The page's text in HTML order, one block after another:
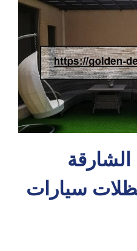
عجمان
سيارات